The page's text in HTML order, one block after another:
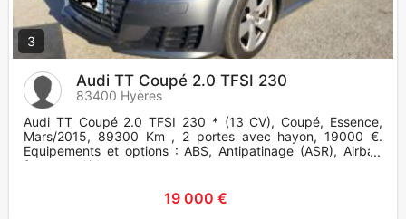
3
Audi TT Coupé 2.0 TFSI 230
83400 Hyères
Audi TT Coupé 2.0 TFSI 230 * (13 CV), Coupé, Essence,
Mars/2015, 89300 Km , 2 portes avec hayon, 19000 €.
Equipements et options : ABS, Antipatinage (ASR), Airbag
frontaux, Airbag
19 000 €